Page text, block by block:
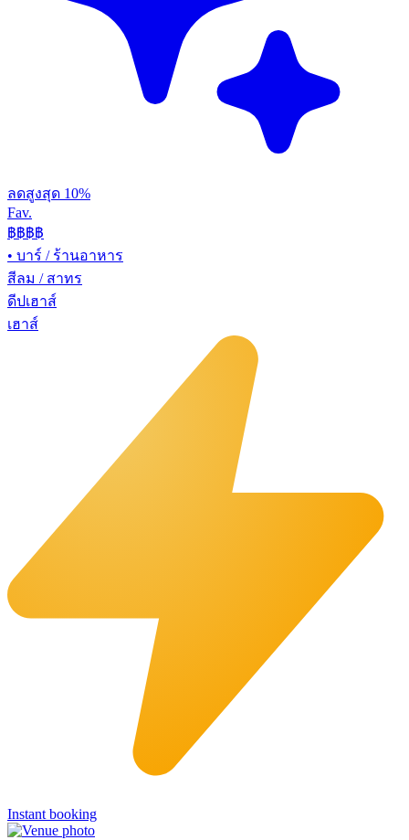
ลดสูงสุด 10%
Fav.
฿฿฿฿
• บาร์ / ร้านอาหาร
สีลม / สาทร
ดีปเฮาส์
เฮาส์
Instant booking